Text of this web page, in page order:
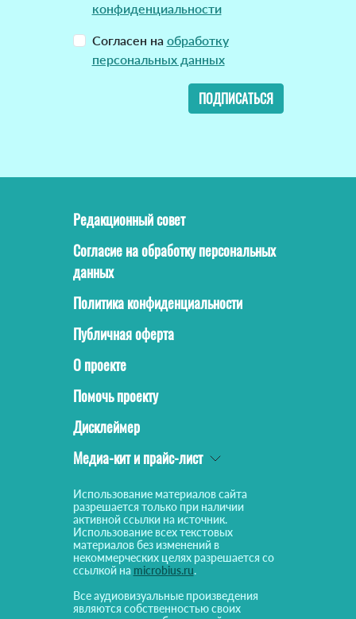
конфиденциальности
Согласен на обработку
персональных данных
ПОДПИСАТЬСЯ
Редакционный совет
Согласие на обработку персональных
данных
Политика конфиденциальности
Публичная оферта
О проекте
Помочь проекту
Дисклеймер
Медиа-кит и прайс-лист
Использование материалов сайта
разрешается только при наличии
активной ссылки на источник.
Использование всех текстовых
материалов без изменений в
некоммерческих целях разрешается со
ссылкой на microbius.ru.
Все аудиовизуальные произведения
являются собственностью своих